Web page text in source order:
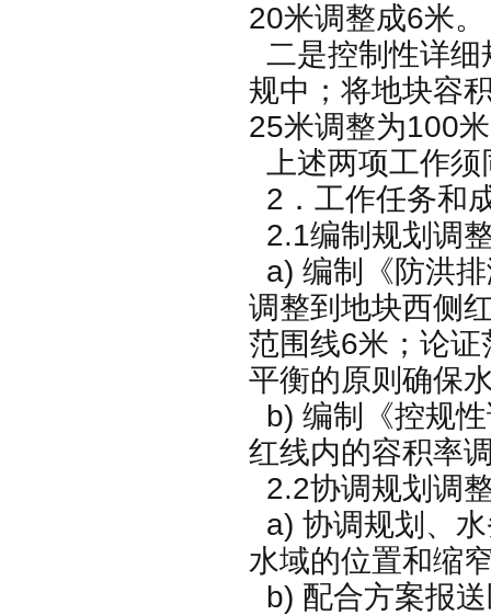
20米调整成6米。
二是控制性详
规中；将地块容
25米调整为100
上述两项工作须
2．工作任务和
2.1编制规划调
a) 编制《防洪
调整到地块西侧
范围线6米；论
平衡的原则确保
b) 编制《控规
红线内的容积率
2.2协调规划调
a) 协调规划、
水域的位置和缩
b) 配合方案报